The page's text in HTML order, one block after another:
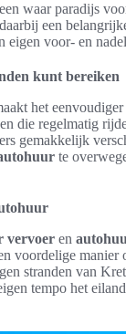
waar paradijs
een
eigen voor- en
kunt bereiken
het
die regelmatig
gemakkelijk
te
vervoer en
voordelige manier
stranden van
tempo het